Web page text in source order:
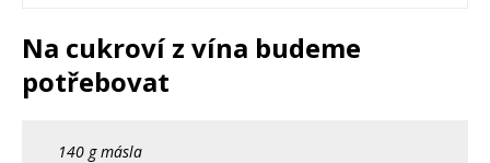
Na cukroví z vína budeme
potřebovat
140 g másla